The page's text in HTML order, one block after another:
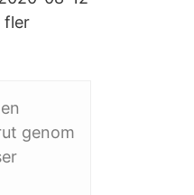
fler
genom